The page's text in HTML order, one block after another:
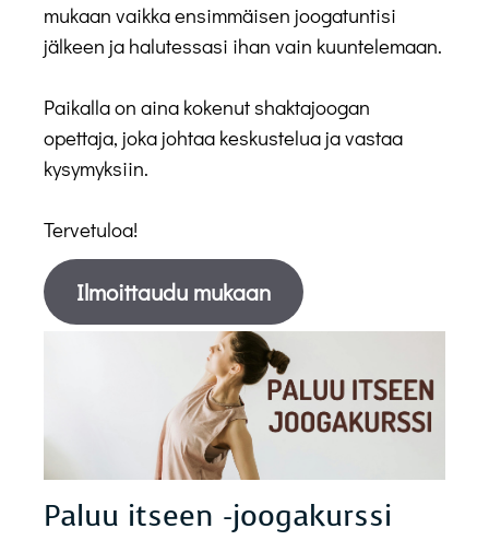
mukaan vaikka ensimmäisen joogatuntisi
jälkeen ja halutessasi ihan vain kuuntelemaan.
Paikalla on aina kokenut shaktajoogan
opettaja, joka johtaa keskustelua ja vastaa
kysymyksiin.
Tervetuloa!
Ilmoittaudu mukaan
Paluu itseen -joogakurssi